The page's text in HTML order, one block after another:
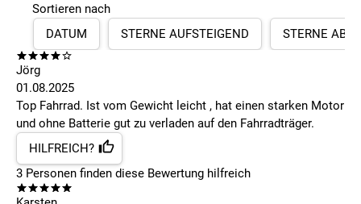
Sortieren nach
DATUM
STERNE AUFSTEIGEND STERNE
Jörg
01.08.2025
Top Fahrrad. Ist vom Gewicht leicht , hat einen starken Motor
und ohne Batterie gut zu verladen auf den Fahrradträger.
HILFREICH?
3 Personen finden diese Bewertung hilfreich